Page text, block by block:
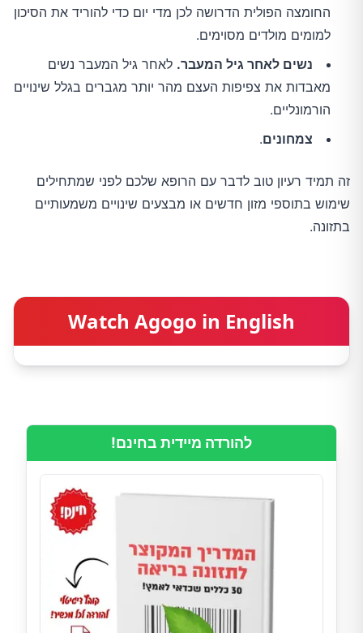
החומצה הפולית הדרושה לכן מדי יום כדי להוריד את הסיכון
למומים מולדים מסוימים.
נשים לאחר גיל המעבר. לאחר גיל המעבר נשים
מאבדות את צפיפות העצם מהר יותר מגברים בגלל שינויים
הורמונליים.
צמחונים.
זה תמיד רעיון טוב לדבר עם הרופא שלכם לפני שמתחילים
שימוש בתוספי מזון חדשים או מבצעים שינויים משמעותיים
בתזונה.
Watch Agogo in English
להורדה מיידית בחינם!